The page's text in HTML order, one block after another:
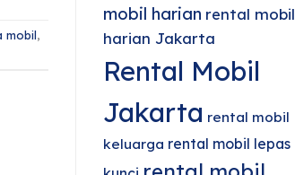
mobil,
mobil harian rental mobil
harian Jakarta
Rental Mobil
Jakarta rental mobil
keluarga rental mobil lepas